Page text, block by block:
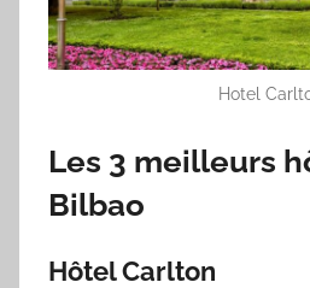
Hotel
Les 3 meilleurs
Bilbao
Hôtel Carlton